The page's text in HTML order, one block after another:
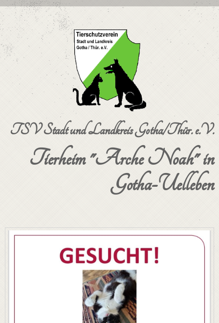
TSV Stadt und Landkreis Gotha/Thür. e.V.
Tierheim "Arche Noah" in
Gotha-Uelleben